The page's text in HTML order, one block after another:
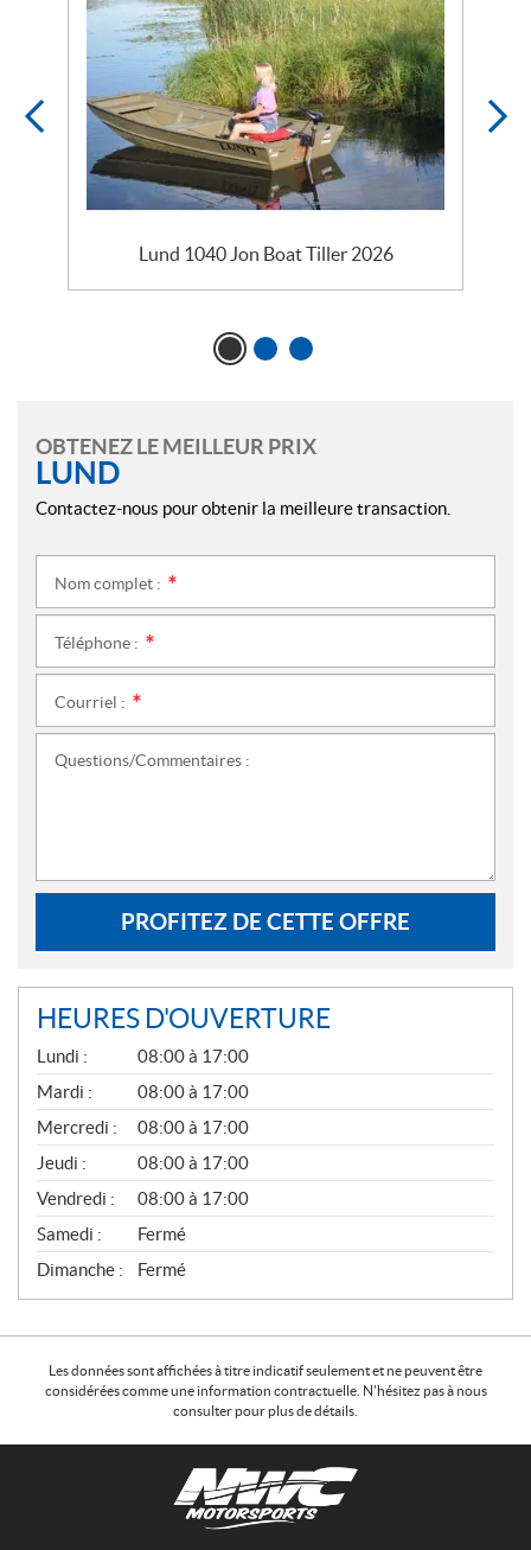
Lund 1040 Jon Boat Tiller 2026
OBTENEZ LE MEILLEUR PRIX
LUND
Contactez-nous pour obtenir la meilleure transaction.
Nom complet :
Téléphone :
Courriel :
Questions/Commentaires :
PROFITEZ DE CETTE OFFRE
HEURES D'OUVERTURE
G
É
N
É
R
A
L
Lundi :
08:00 à 17:00
Mardi :
08:00 à 17:00
Mercredi :
08:00 à 17:00
Jeudi :
08:00 à 17:00
Vendredi :
08:00 à 17:00
Samedi :
Fermé
Dimanche :
Fermé
Les données sont affichées à titre indicatif seulement et ne peuvent être
considérées comme une information contractuelle. N'hésitez pas à nous
consulter pour plus de détails.